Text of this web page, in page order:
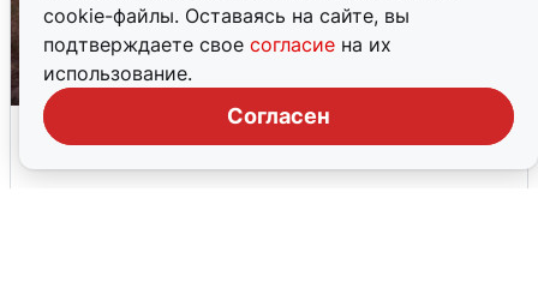
cookie-файлы. Оставаясь на сайте, вы
подтверждаете свое согласие на их
использование.
Согласен
Опубликована карта отключений
воды в Воронеже